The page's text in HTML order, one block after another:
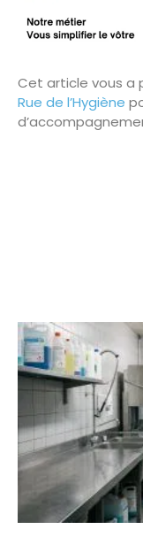
Cet article vous a
Rue de l’Hygiène